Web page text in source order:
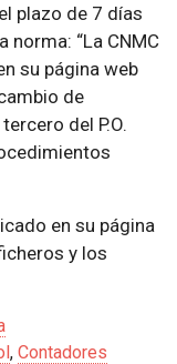
plazo de 7 días
norma: La CNMC
su página web
de
del P.O.
en su página
y los
, Contadores